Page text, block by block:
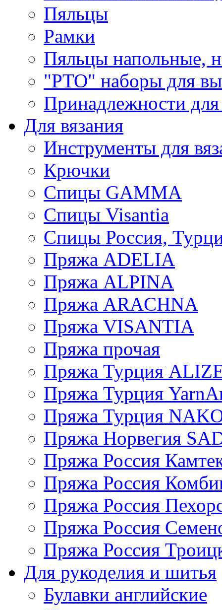
Пяльцы
Рамки
Пяльцы напольные,
"РТО" наборы для
Принадлежности
Для вязания
Инструменты для
Крючки
Спицы GAMMA
Спицы Visantia
Спицы Россия,
Пряжа ADELIA
Пряжа ALPINA
Пряжа ARACHNA
Пряжа VISANTIA
Пряжа прочая
Пряжа Турция
Пряжа Турция
Пряжа Турция
Пряжа Норвегия
Пряжа Россия
Пряжа Россия
Пряжа Россия
Пряжа Россия
Пряжа Россия
Для рукоделия и шитья
Булавки английские